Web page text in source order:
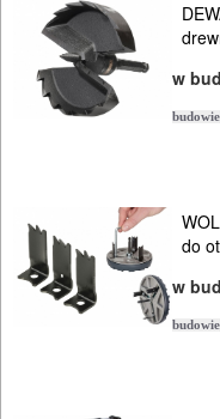
POMIAROWE
I
ELEKTRY..
GLAZURNICZE
w
do
w